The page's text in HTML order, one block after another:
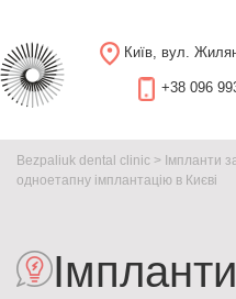
Київ, вул.
+38 096
Bezpaliuk dental clinic > Імпланти
одноетапну імплантацію в Києві